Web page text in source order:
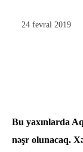
24 fevral 2019
Bu yaxınlarda
nəşr olunacaq.